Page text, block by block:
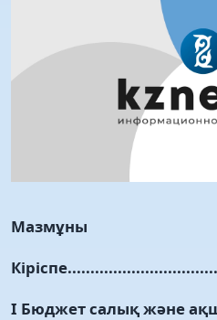
Мазмұны
І Бюджет салық және